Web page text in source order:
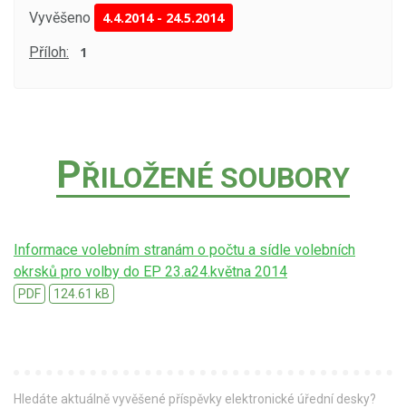
Vyvěšeno 4.4.2014- 24.5.2014
Příloh: 1
PŘILOŽENÉ SOUBORY
Informace volebním stranám o počtu a sídle volebních
okrsků pro volby do EP 23.a24.května 2014
PDF 124.61 kB
Hledáte aktuálně vyvěšené příspěvky elektronické úřední desky?